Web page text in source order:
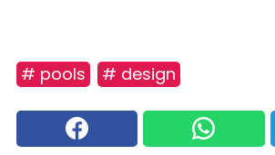
# pools # design